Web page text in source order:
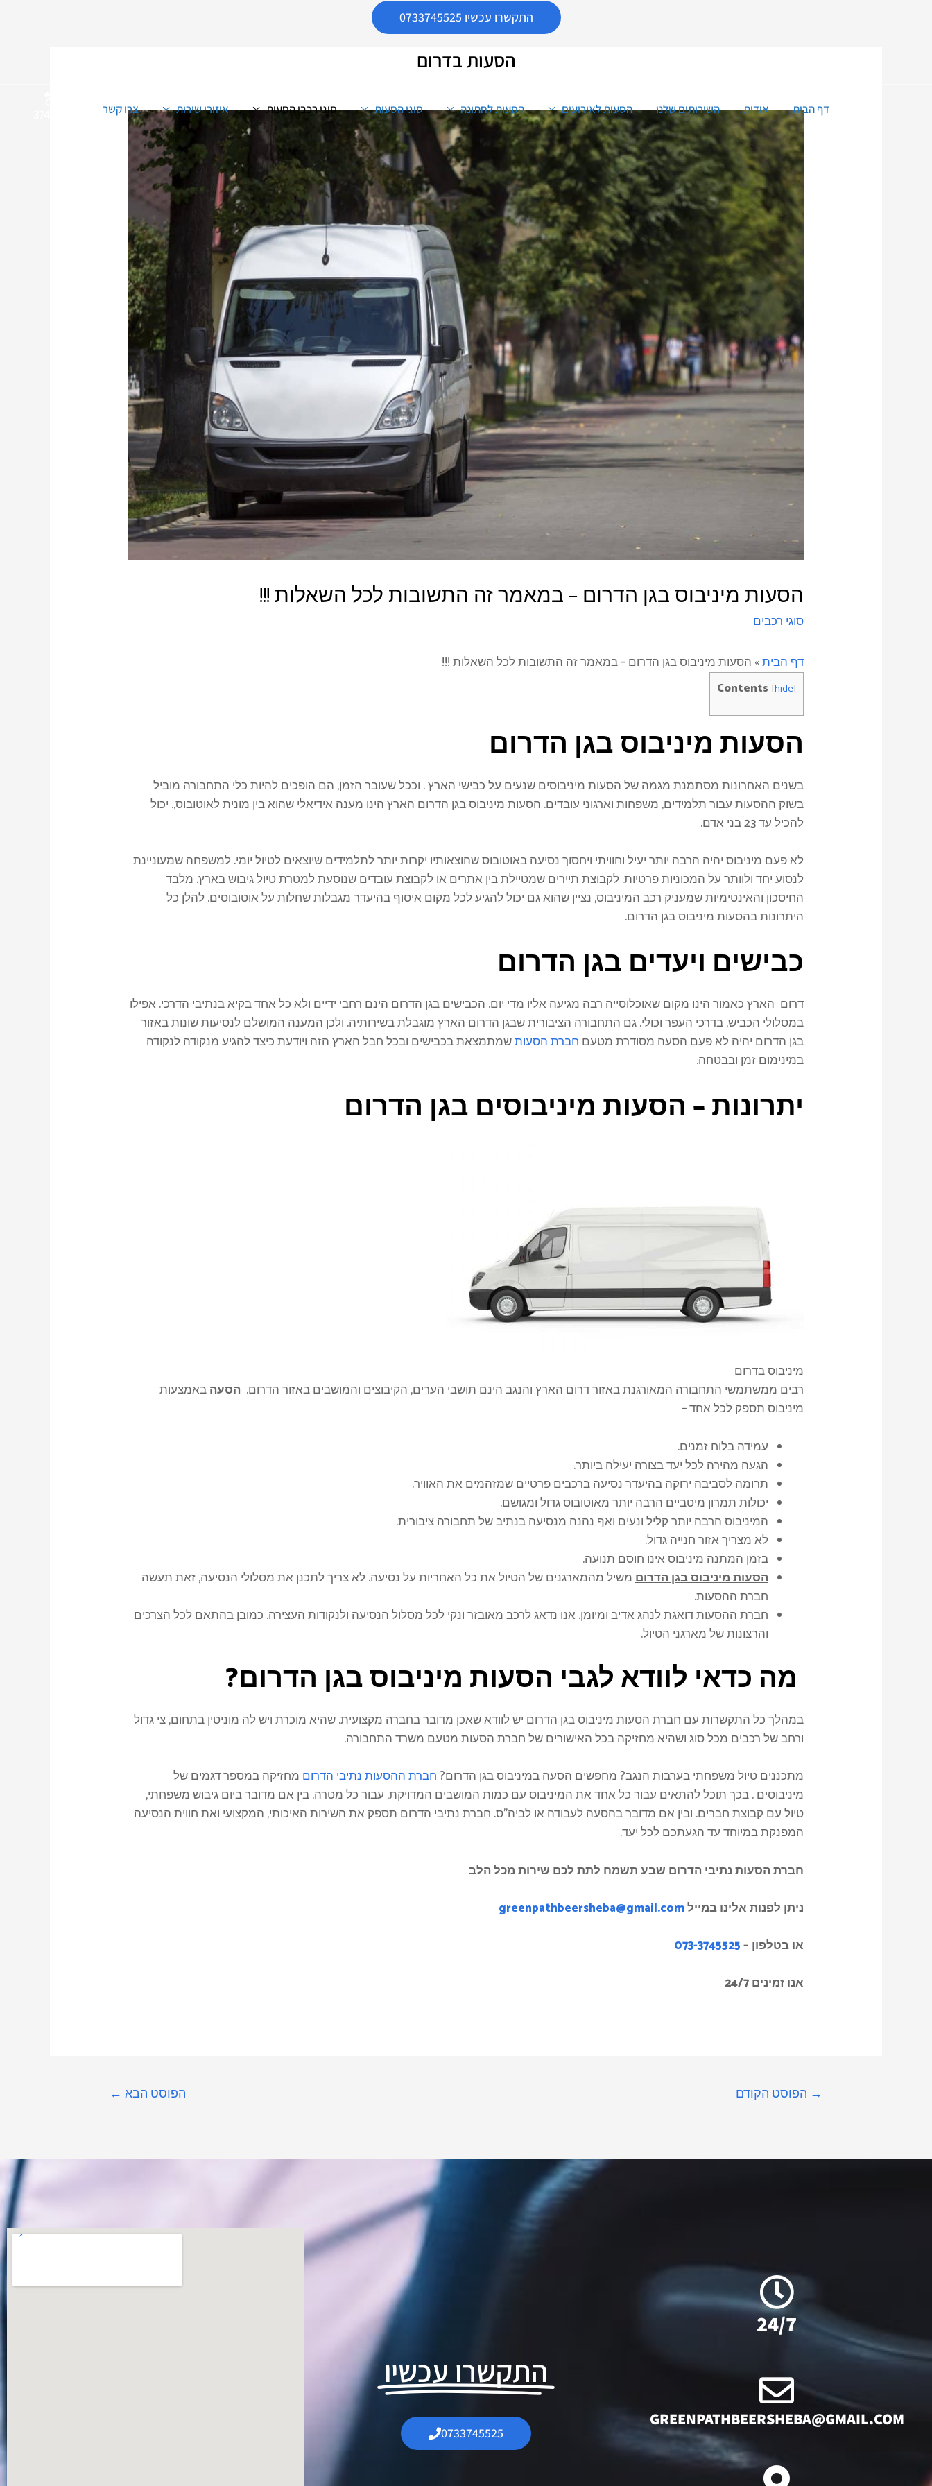
התקשרו עכשיו 0733745525
הסעות בדרום
דף הבית אודות השירותים שלנו הסעות לאירועים הסעות לחתונה סוגי הסעות סוגי רכבי הסעות איזורי שירות צרו קשר
הסעות מיניבוס בגן הדרום – במאמר זה התשובות לכל השאלות !!!
סוגי רכבים
דף הבית» הסעות מיניבוס בגן הדרום – במאמר זה התשובות לכל השאלות !!!
Contents [hide]
הסעות מיניבוס בגן הדרום
בשנים האחרונות מסתמנת מגמה של הסעות מיניבוסים שנעים על כבישי הארץ . וככל שעובר הזמן, הם הופכים להיות כלי התחבורה מוביל
בשוק ההסעות עבור תלמידים, משפחות וארגוני עובדים. הסעות מיניבוס בגן הדרום הארץ הינו מענה אידיאלי שהוא בין מונית לאוטובוס,. יכול
להכיל עד 23 בני אדם.
לא פעם מיניבוס יהיה הרבה יותר יעיל וחוויתי ויחסוך נסיעה באוטובוס שהוצאותיו יקרות יותר לתלמידים שיוצאים לטיול יומי. למשפחה שמעוניינת
לנסוע יחד ולוותר על המכוניות פרטיות. לקבוצת תיירים שמטיילת בין אתרים או לקבוצת עובדים שנוסעת למטרת טיול גיבוש בארץ. מלבד
החיסכון והאינטימיות שמעניק רכב המיניבוס, נציין שהוא גם יכול להגיע לכל מקום איסוף בהיעדר מגבלות שחלות על אוטובוסים. להלן כל
היתרונות בהסעות מיניבוס בגן הדרום.
כבישים ויעדים בגן הדרום
דרום הארץ כאמור הינו מקום שאוכלוסייה רבה מגיעה אליו מדי יום. הכבישים בגן הדרום הינם רחבי ידיים ולא כל אחד בקיא בנתיבי הדרכי. אפילו
במסלולי הכביש, בדרכי העפר וכולי. גם התחבורה הציבורית שבגן הדרום הארץ מוגבלת בשירותיה. ולכן המענה המושלם לנסיעות שונות באזור
בגן הדרום יהיה לא פעם הסעה מסודרת מטעם חברת הסעותשמתמצאת בכבישים ובכל חבל הארץ הזה ויודעת כיצד להגיע מנקודה לנקודה
במינימום זמן ובבטחה.
יתרונות – הסעות מיניבוסים בגן הדרום
מיניבוס בדרום
רבים ממשתמשי התחבורה המאורגנת באזור דרום הארץ והנגב הינם תושבי הערים, הקיבוצים והמושבים באזור הדרום. הסעהבאמצעות
מיניבוס תספק לכל אחד –
עמידה בלוח זמנים.
הגעה מהירה לכל יעד בצורה יעילה ביותר.
תרומה לסביבה ירוקה בהיעדר נסיעה ברכבים פרטיים שמזהמים את האוויר.
יכולות תמרון מיטביים הרבה יותר מאוטובוס גדול ומגושם.
המיניבוס הרבה יותר קליל ונעים ואף נהנה מנסיעה בנתיב של תחבורה ציבורית.
לא מצריך אזור חנייה גדול.
בזמן המתנה מיניבוס אינו חוסם תנועה.
הסעות מיניבוס בגן הדרוםמשיל מהמארגנים של הטיול את כל האחריות על נסיעה. לא צריך לתכנן את מסלולי הנסיעה, זאת תעשה
חברת ההסעות.
חברת ההסעות דואגת לנהג אדיב ומיומן. אנו נדאג לרכב מאובזר ונקי לכל מסלול הנסיעה ולנקודות העצירה. כמובן בהתאם לכל הצרכים
והרצונות של מארגני הטיול.
מה כדאי לוודא לגבי הסעות מיניבוס בגן הדרום?
במהלך כל התקשרות עם חברת הסעות מיניבוס בגן הדרום יש לוודא שאכן מדובר בחברה מקצועית. שהיא מוכרת ויש לה מוניטין בתחום, צי גדול
ורחב של רכבים מכל סוג ושהיא מחזיקה בכל האישורים של חברת הסעות מטעם משרד התחבורה.
מתכננים טיול משפחתי בערבות הנגב? מחפשים הסעה במיניבוס בגן הדרום?חברת ההסעות נתיבי הדרום מחזיקה במספר דגמים של
מיניבוסים . בכך תוכל להתאים עבור כל אחד את המיניבוס עם כמות המושבים המדויקת, עבור כל מטרה. בין אם מדובר ביום גיבוש משפחתי,
טיול עם קבוצת חברים. ובין אם מדובר בהסעה לעבודה או לביה"ס. חברת נתיבי הדרום תספק את השירות האיכותי, המקצועי ואת חווית הנסיעה
המפנקת במיוחד עד הגעתכם לכל יעד.
חברת הסעות נתיבי הדרום שבע תשמח לתת לכם שירות מכל הלב
ניתן לפנות אלינו במיילgreenpathbeersheba@gmail.com
או בטלפון –
073-3745525
אנו זמינים 24/7
→ הפוסט הקודם הפוסט הבא ←
24/7
GREENPATHBEERSHEBA@GMAIL.COM
התקשרו עכשיו
0733745525